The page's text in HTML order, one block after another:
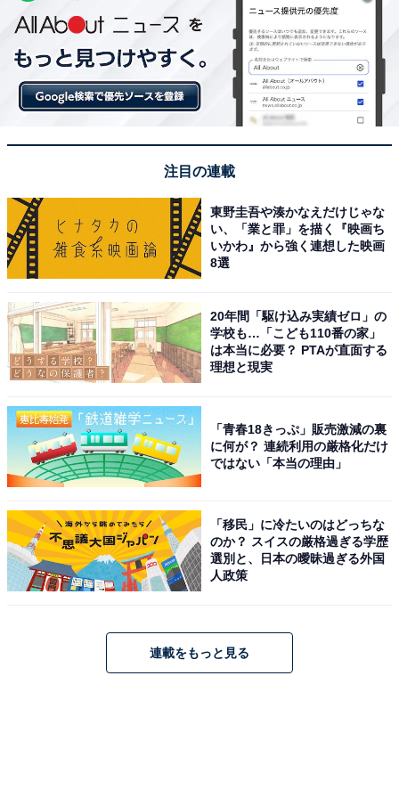
注目の連載
東野圭吾や湊かなえだけじゃな
い、「業と罪」を描く『映画ち
いかわ』から強く連想した映画
8選
20年間「駆け込み実績ゼロ」の
学校も…「こども110番の家」
は本当に必要？ PTAが直面する
理想と現実
「青春18きっぷ」販売激減の裏
に何が？ 連続利用の厳格化だけ
ではない「本当の理由」
「移民」に冷たいのはどっちな
のか？ スイスの厳格過ぎる学歴
選別と、日本の曖昧過ぎる外国
人政策
連載をもっと見る